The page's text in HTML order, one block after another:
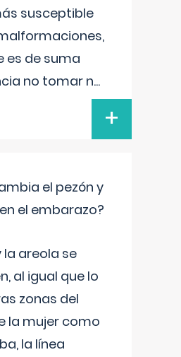
susceptible
es de suma
no tomar n...
+
el pezón y
el embarazo?
la areola se
al igual que lo
zonas del
la mujer como
la línea